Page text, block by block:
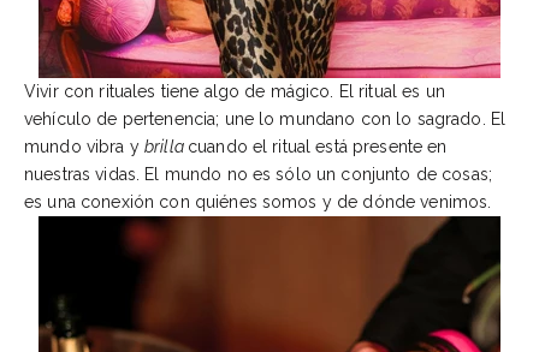
Vivir con rituales tiene algo de mágico. El ritual es un
vehículo de pertenencia; une lo mundano con lo sagrado. El
mundo vibra y brilla cuando el ritual está presente en
nuestras vidas. El mundo no es sólo un conjunto de cosas;
es una conexión con quiénes somos y de dónde venimos.